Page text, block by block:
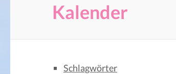
Kalender
Schlagwörter